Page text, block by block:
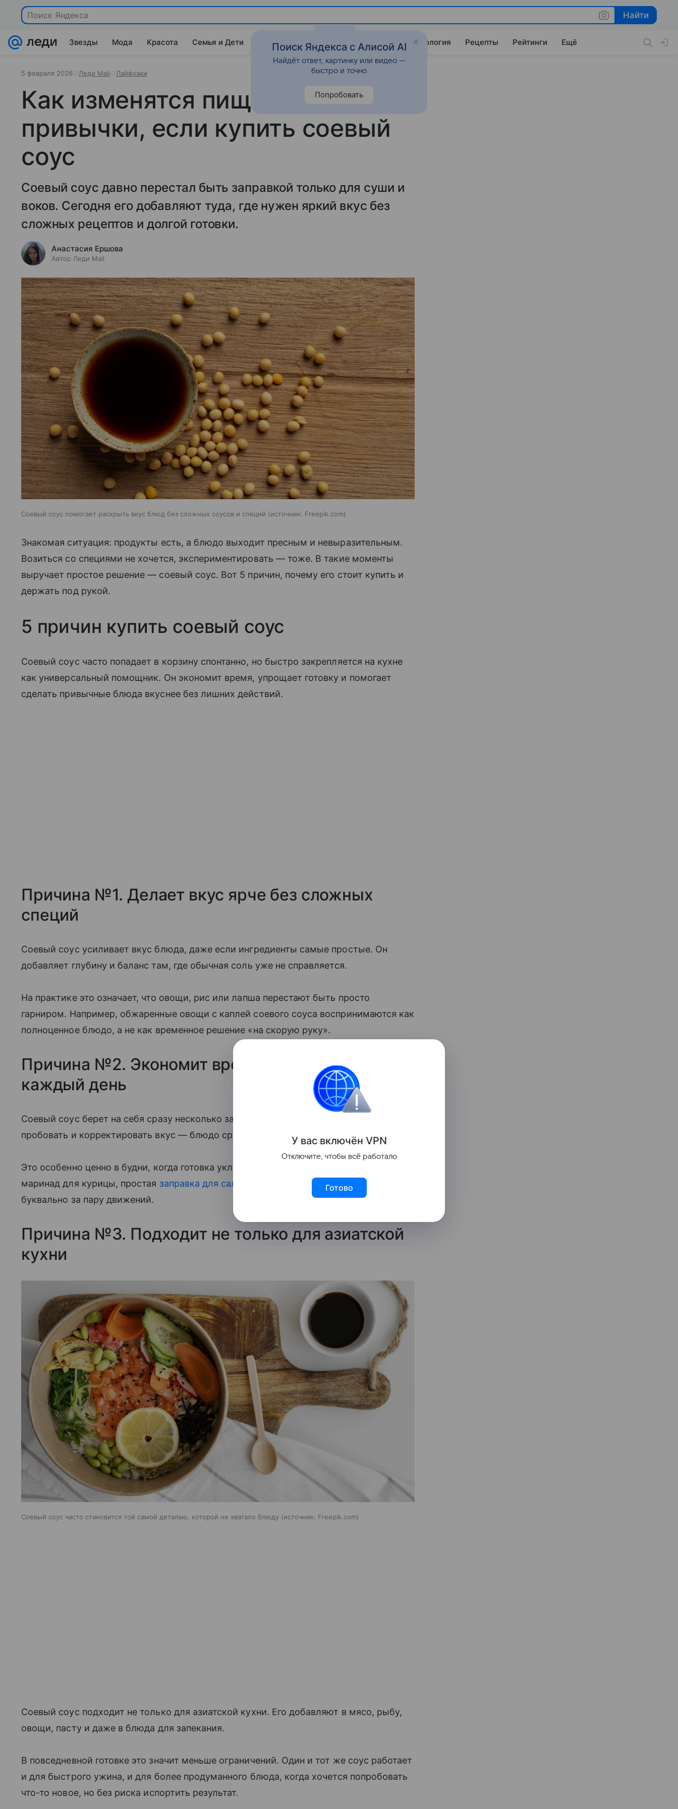
Поиск Яндекса Найти
Найти
Звезды Мода Красота Семья и Дети Дом Гороскопы Стиль жизни Психология Рецепты Рейтинги Ещё
5 февраля 2026 Леди Mail Лайфхаки
Как изменятся пищевые
привычки, если купить соевый
соус
Соевый соус давно перестал быть заправкой только для суши и
воков. Сегодня его добавляют туда, где нужен яркий вкус без
сложных рецептов и долгой готовки.
Анастасия Ершова
Автор Леди Mail
Соевый соус помогает раскрыть вкус блюд без сложных соусов и специй источник: Freepik.com
Знакомая ситуация: продукты есть, а блюдо выходит пресным и невыразительным.
Возиться со специями не хочется, экспериментировать — тоже. В такие моменты
выручает простое решение — соевый соус. Вот 5 причин, почему его стоит купить и
держать под рукой.
5 причин купить соевый соус
Соевый соус часто попадает в корзину спонтанно, но быстро закрепляется на кухне
как универсальный помощник. Он экономит время, упрощает готовку и помогает
сделать привычные блюда вкуснее без лишних действий.
Причина №1. Делает вкус ярче без сложных
специй
Соевый соус усиливает вкус блюда, даже если ингредиенты самые простые. Он
добавляет глубину и баланс там, где обычная соль уже не справляется.
На практике это означает, что овощи, рис или лапша перестают быть просто
гарниром. Например, обжаренные овощи с каплей соевого соуса воспринимаются как
полноценное блюдо, а не как временное решение «на скорую руку».
Причина №2. Экономит время на готовке
каждый день
Соевый соус берет на себя сразу несколько задач. Не нужно долго подбирать специи,
пробовать и корректировать вкус — блюдо сразу получается собранным.
Это особенно ценно в будни, когда готовка укладывается в 15–20 минут. Быстрый
маринад для курицы, простая заправка для салата
или соус к рису собираются
буквально за пару движений.
Причина №3. Подходит не только для азиатской
кухни
Соевый соус часто становится той самой деталью, которой не хватало блюду источник: Freepik.com
Соевый соус подходит не только для азиатской кухни. Его добавляют в мясо, рыбу,
овощи, пасту и даже в блюда для запекания.
В повседневной готовке это значит меньше ограничений. Один и тот же соус работает
и для быстрого ужина, и для более продуманного блюда, когда хочется попробовать
что-то новое, но без риска испортить результат.
У вас включён VPN
Отключите, чтобы всё работало
Готово
Поиск Яндекса с Алисой AI
Найдёт ответ, картинку или видео —
быстро и точно
Попробовать